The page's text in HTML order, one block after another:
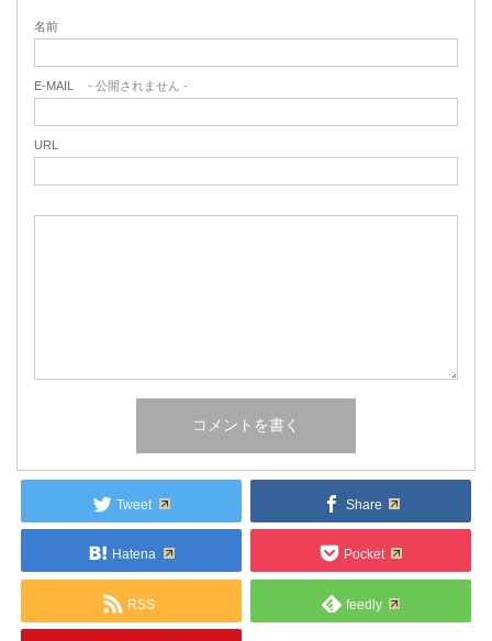
名前
E-MAIL - 公開されません -
URL
Tweet Share
Hatena Pocket
RSS feedly